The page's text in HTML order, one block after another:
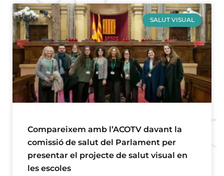
SALUT VISUAL
Compareixem amb l’ACOTV davant la
comissió de salut del Parlament per
presentar el projecte de salut visual en
les escoles